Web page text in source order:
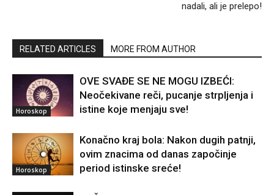
nadali, ali je prelepo!
RELATED ARTICLES MORE FROM AUTHOR
Horoskop
OVE SVAĐE SE NE MOGU IZBEĆI:
Neočekivane reči, pucanje strpljenja i
istine koje menjaju sve!
Horoskop
Konačno kraj bola: Nakon dugih patnji,
ovim znacima od danas započinje
period istinske sreće!